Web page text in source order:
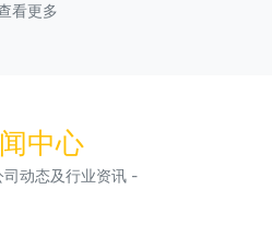
看更多
中心
动态及行业资讯 -